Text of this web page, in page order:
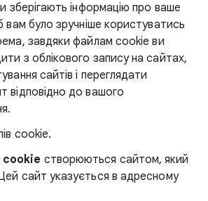
зберігають інформацію про ваше
вам було зручніше користуватись
завдяки файлам cookie ви
з облікового запису на сайтах,
сайтів і переглядати
відповідно до вашого
cookie.
cookie створюються сайтом, який
сайт указується в адресному